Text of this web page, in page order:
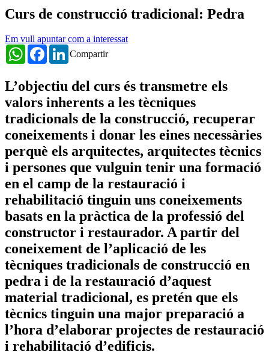
Curs de construcció tradicional: Pedra
Em vull apuntar com a interessat
Compartir
WhatsAppFacebookLinkedIn
L’objectiu del curs és transmetre els
valors inherents a les tècniques
tradicionals de la construcció, recuperar
coneixements i donar les eines necessàries
perquè els arquitectes, arquitectes tècnics
i persones que vulguin tenir una formació
en el camp de la restauració i
rehabilitació tinguin uns coneixements
basats en la pràctica de la professió del
constructor i restaurador. A partir del
coneixement de l’aplicació de les
tècniques tradicionals de construcció en
pedra i de la restauració d’aquest
material tradicional, es pretén que els
tècnics tinguin una major preparació a
l’hora d’elaborar projectes de restauració
i rehabilitació d’edificis.